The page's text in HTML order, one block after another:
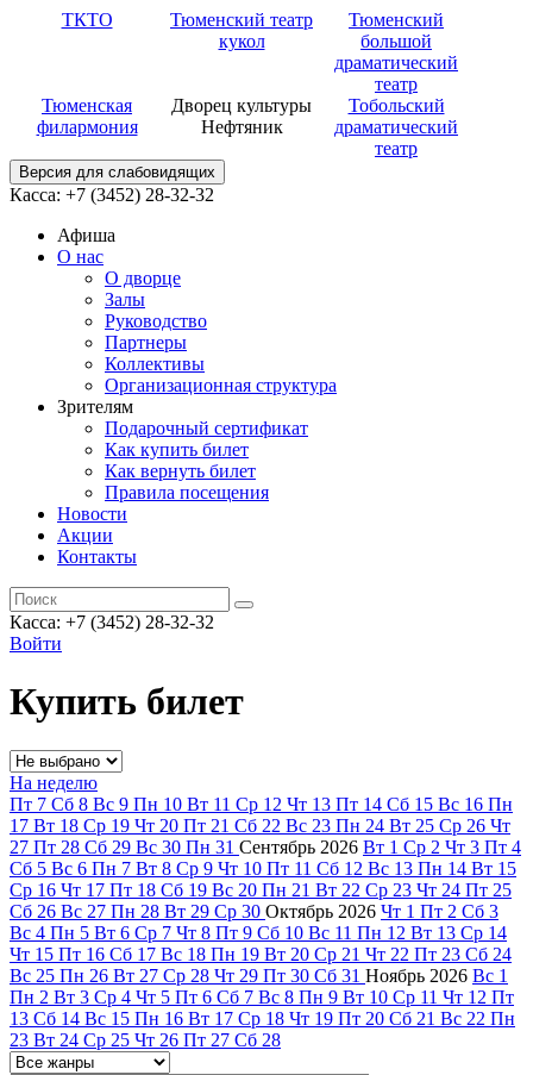
ТКТО
Тюменский театр
кукол
Тюменский
большой
драматический
театр
Тюменская
филармония
Дворец культуры
Нефтяник
Тобольский
драматический
театр
Версия для слабовидящих
Касса: +7 (3452) 28-32-32
Афиша
О нас
О дворце
Залы
Руководство
Партнеры
Коллективы
Организационная структура
Зрителям
Подарочный сертификат
Как купить билет
Как вернуть билет
Правила посещения
Новости
Акции
Контакты
Касса: +7 (3452) 28-32-32
Войти
Купить билет
На неделю
Пт 7 Сб 8 Вс 9 Пн 10 Вт 11 Ср 12 Чт 13 Пт 14 Сб 15 Вс 16 Пн
17 Вт 18 Ср 19 Чт 20 Пт 21 Сб 22 Вс 23 Пн 24 Вт 25 Ср 26 Чт
27 Пт 28 Сб 29 Вс 30 Пн 31 Сентябрь 2026 Вт 1 Ср 2 Чт 3 Пт 4
Сб 5 Вс 6 Пн 7 Вт 8 Ср 9 Чт 10 Пт 11 Сб 12 Вс 13 Пн 14 Вт 15
Ср 16 Чт 17 Пт 18 Сб 19 Вс 20 Пн 21 Вт 22 Ср 23 Чт 24 Пт 25
Сб 26 Вс 27 Пн 28 Вт 29 Ср 30 Октябрь 2026 Чт 1 Пт 2 Сб 3
Вс 4 Пн 5 Вт 6 Ср 7 Чт 8 Пт 9 Сб 10 Вс 11 Пн 12 Вт 13 Ср 14
Чт 15 Пт 16 Сб 17 Вс 18 Пн 19 Вт 20 Ср 21 Чт 22 Пт 23 Сб 24
Вс 25 Пн 26 Вт 27 Ср 28 Чт 29 Пт 30 Сб 31 Ноябрь 2026 Вс 1
Пн 2 Вт 3 Ср 4 Чт 5 Пт 6 Сб 7 Вс 8 Пн 9 Вт 10 Ср 11 Чт 12 Пт
13 Сб 14 Вс 15 Пн 16 Вт 17 Ср 18 Чт 19 Пт 20 Сб 21 Вс 22 Пн
23 Вт 24 Ср 25 Чт 26 Пт 27 Сб 28